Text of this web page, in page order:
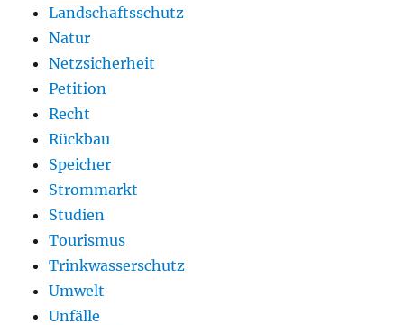
Landschaftsschutz
Natur
Netzsicherheit
Petition
Recht
Rückbau
Speicher
Strommarkt
Studien
Tourismus
Trinkwasserschutz
Umwelt
Unfälle